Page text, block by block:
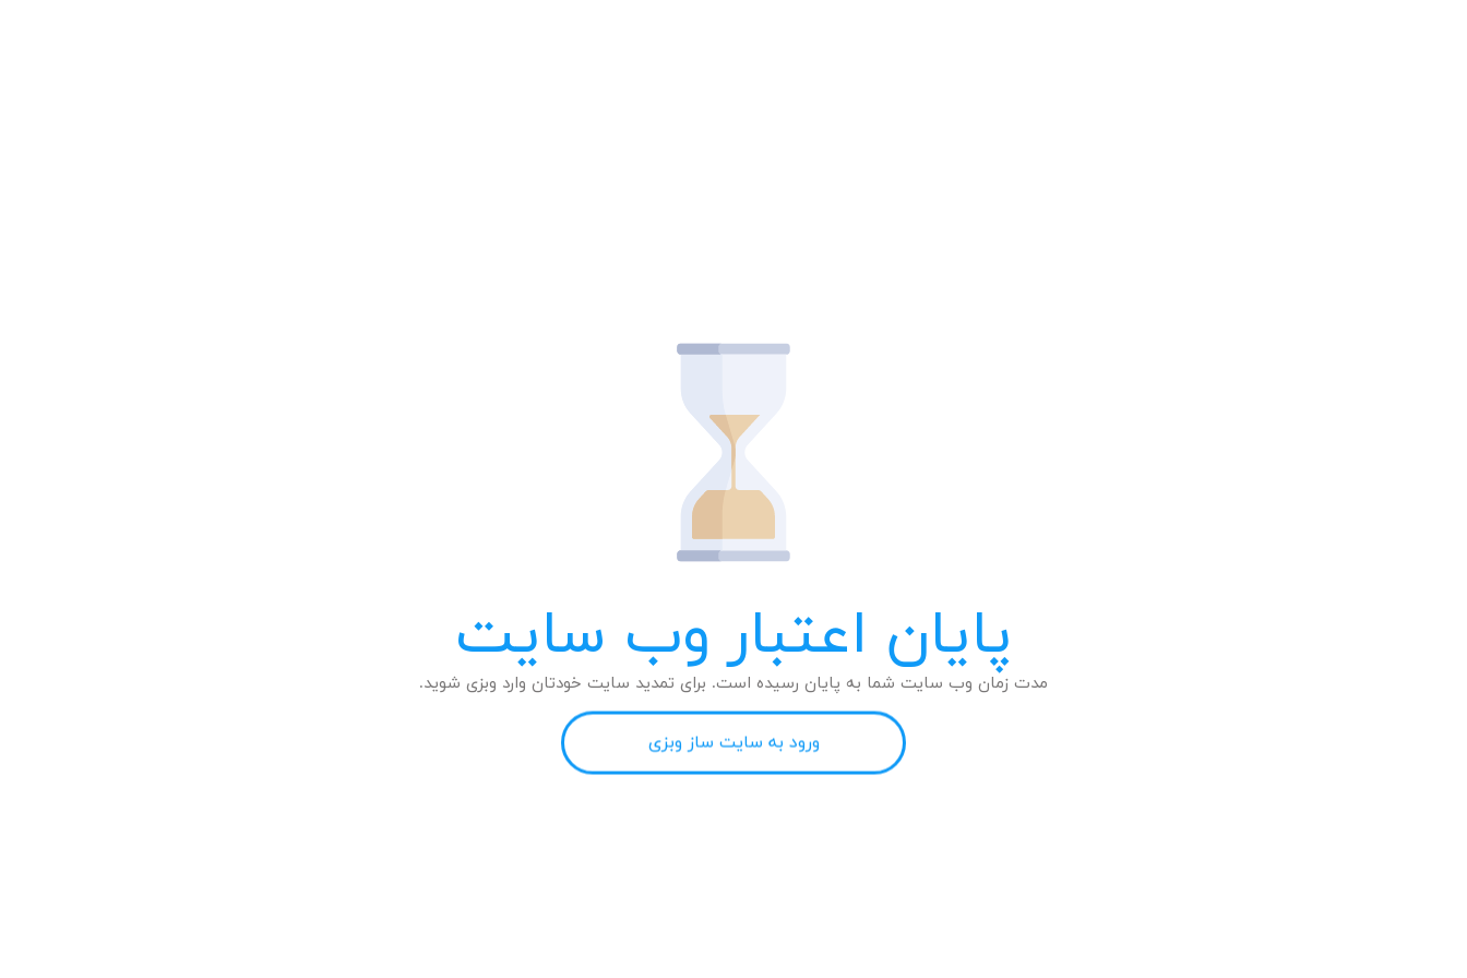
پایان اعتبار وب سایت
مدت زمان وب سایت شما به پایان رسیده است. برای تمدید سایت خودتان وارد وبزی شوید.
ورود به سایت ساز وبزی